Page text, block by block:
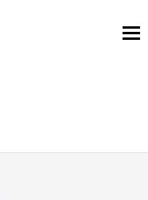
EN #EXVITA
3.0] EN EXVITA
EXVITA [RELATIVA
A SERRAT